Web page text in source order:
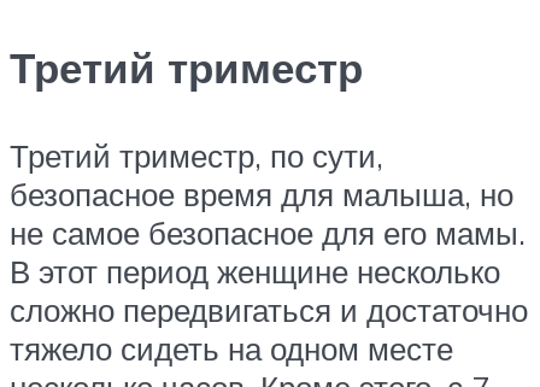
Третий триместр
Третий триместр, по сути,
безопасное время для малыша, но
не самое безопасное для его мамы.
В этот период женщине несколько
сложно передвигаться и достаточно
тяжело сидеть на одном месте